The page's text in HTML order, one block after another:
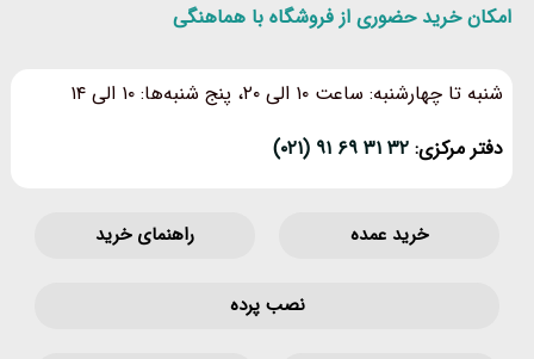
امکان خرید حضوری از فروشگاه با هماهنگی
شنبه تا چهارشنبه: ساعت ۱۰ الی ۲۰، پنج شنبه‌ها: ۱۰ الی ۱۴
دفتر مرکزی: ۳۲ ۳۱ ۶۹ ۹۱ (۰۲۱)
خرید عمده راهنمای خرید
نصب پرده